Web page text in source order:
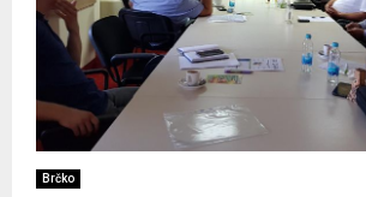
Brčko